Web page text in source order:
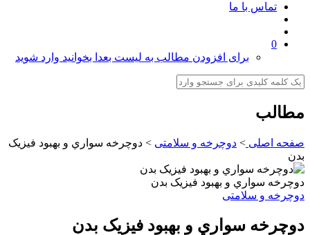
تماس با ما
0
برای افزودن مطالب به لیست بعدا بخوانید وارد شوید
مطالب
صفحه اصلی > دوچرخه و سلامتی > دوچرخه سواري و بهبود فيزيک
بدن
دوچرخه سواري و بهبود فيزيک بدن
دوچرخه و سلامتی
دوچرخه سواري و بهبود فيزيک بدن